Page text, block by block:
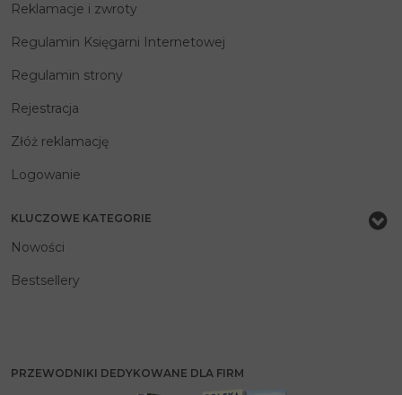
Reklamacje i zwroty
Regulamin Księgarni Internetowej
Regulamin strony
Rejestracja
Złóż reklamację
Logowanie
KLUCZOWE KATEGORIE
Nowości
Bestsellery
PRZEWODNIKI DEDYKOWANE DLA FIRM